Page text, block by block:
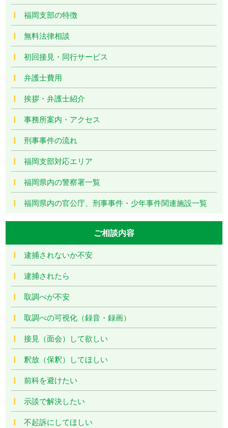
福岡支部の特徴
無料法律相談
初回接見・同行サービス
弁護士費用
挨拶・弁護士紹介
事務所案内・アクセス
刑事事件の流れ
福岡支部対応エリア
福岡県内の警察署一覧
福岡県内の官公庁、刑事事件・少年事件関連施設一覧
ご相談内容
逮捕されないか不安
逮捕されたら
取調べが不安
取調べの可視化（録音・録画）
接見（面会）して欲しい
釈放（保釈）してほしい
前科を避けたい
示談で解決したい
不起訴にしてほしい